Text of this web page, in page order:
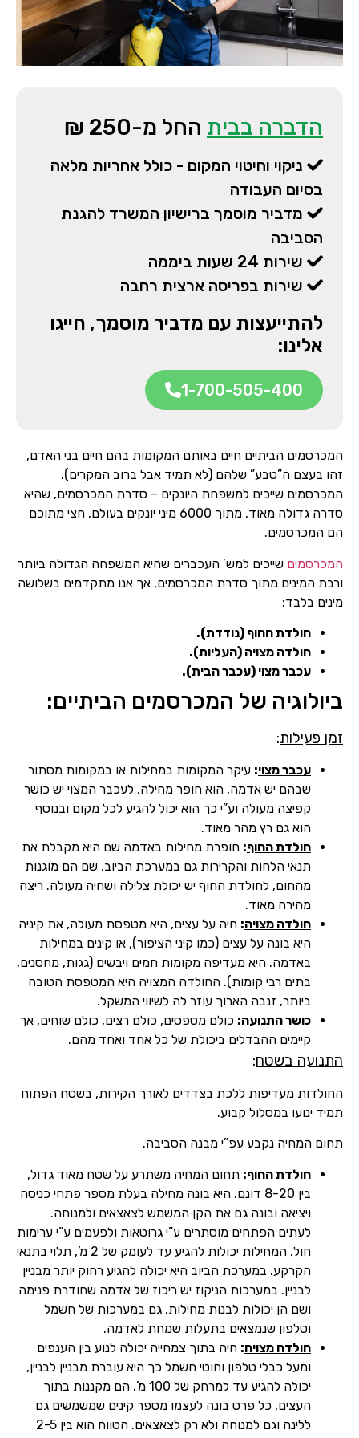
הדברה בבית החל מ-250 ₪
ניקוי וחיטוי המקום - כולל אחריות מלאה
בסיום העבודה
מדביר מוסמך ברישיון המשרד להגנת
הסביבה
שירות 24 שעות ביממה
שירות בפריסה ארצית רחבה
להתייעצות עם מדביר מוסמך, חייגו
אלינו:
1-700-505-400
המכרסמים הביתיים חיים באותם המקומות בהם חיים בני האדם,
זהו בעצם ה”טבע” שלהם (לא תמיד אבל ברוב המקרים).
המכרסמים שייכים למשפחת היונקים – סדרת המכרסמים, שהיא
סדרה גדולה מאוד, מתוך 6000 מיני יונקים בעולם, חצי מתוכם
הם המכרסמים.
המכרסמים שייכים למש’ העכברים שהיא המשפחה הגדולה ביותר
ורבת המינים מתוך סדרת המכרסמים, אך אנו מתקדמים בשלושה
מינים בלבד:
חולדת החוף (נודדת).
חולדה מצויה (העליות).
עכבר מצוי (עכבר הבית).
ביולוגיה של המכרסמים הביתיים:
זמן פעילות:
עכבר מצוי: עיקר המקומות במחילות או במקומות מסתור
שבהם יש אדמה, הוא חופר מחילה, לעכבר המצוי יש כושר
קפיצה מעולה וע”י כך הוא יכול להגיע לכל מקום ובנוסף
הוא גם רץ מהר מאוד.
חולדת החוף: חופרת מחילות באדמה שם היא מקבלת את
תנאי הלחות והקרירות גם במערכת הביוב, שם הם מוגנות
מהחום, לחולדת החוף יש יכולת צלילה ושחיה מעולה. ריצה
מהירה מאוד.
חולדה מצויה: חיה על עצים, היא מטפסת מעולה, את קיניה
היא בונה על עצים (כמו קיני הציפור), או קינים במחילות
באדמה. היא מעדיפה מקומות חמים ויבשים (גגות, מחסנים,
בתים רבי קומות). החולדה המצויה היא המטפסת הטובה
ביותר, זנבה הארוך עוזר לה לשיווי המשקל.
כושר התנועה: כולם מטפסים, כולם רצים, כולם שוחים, אך
קיימים ההבדלים ביכולת של כל אחד ואחד מהם.
התנועה בשטח:
החולדות מעדיפות ללכת בצדדים לאורך הקירות, בשטח הפתוח
תמיד ינועו במסלול קבוע.
תחום המחיה נקבע עפ”י מבנה הסביבה.
חולדת החוף: תחום המחיה משתרע על שטח מאוד גדול,
בין 8-20 דונם. היא בונה מחילה בעלת מספר פתחי כניסה
ויציאה ובונה גם את הקן המשמש לצאצאים ולמנוחה.
לעתים הפתחים מוסתרים ע”י גרוטאות ולפעמים ע”י ערימות
חול. המחילות יכולות להגיע עד לעומק של 2 מ’, תלוי בתנאי
הקרקע. במערכת הביוב היא יכולה להגיע רחוק יותר מבניין
לבניין. במערכות הניקוז יש ריכוז של אדמה שחודרת פנימה
ושם הן יכולות לבנות מחילות. גם במערכות של חשמל
וטלפון שנמצאים בתעלות שמחת לאדמה.
חולדה מצויה: חיה בתוך צמחייה יכולה לנוע בין הענפים
ומעל כבלי טלפון וחוטי חשמל כך היא עוברת מבניין לבניין,
יכולה להגיע עד למרחק של 100 מ’. הם מקננות בתוך
העצים, כל פרט בונה לעצמו מספר קינים שמשמשים גם
ללינה וגם למנוחה ולא רק לצאצאים. הטווח הוא בין 2-5